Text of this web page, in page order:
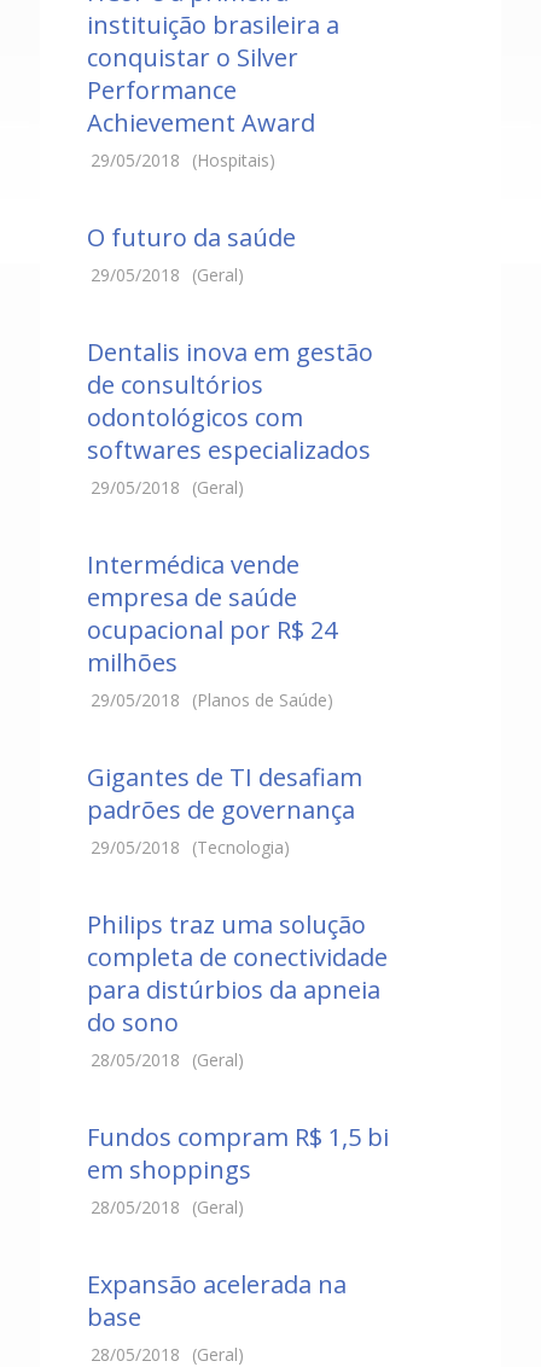
instituição brasileira a
conquistar o Silver
Performance
Achievement Award
29/05/2018 (Hospitais)
O futuro da saúde
29/05/2018 (Geral)
Dentalis inova em gestão
de consultórios
odontológicos com
softwares especializados
29/05/2018 (Geral)
Intermédica vende
empresa de saúde
ocupacional por R$ 24
milhões
29/05/2018 (Planos de Saúde)
Gigantes de TI desafiam
padrões de governança
29/05/2018 (Tecnologia)
Philips traz uma solução
completa de conectividade
para distúrbios da apneia
do sono
28/05/2018 (Geral)
Fundos compram R$ 1,5 bi
em shoppings
28/05/2018 (Geral)
Expansão acelerada na
base
28/05/2018 (Geral)